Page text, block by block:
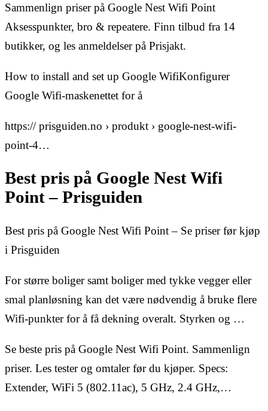
Sammenlign priser på Google Nest Wifi Point
Aksesspunkter, bro & repeatere. Finn tilbud fra 14
butikker, og les anmeldelser på Prisjakt.
How to install and set up Google WifiKonfigurer
Google Wifi-maskenettet for å
https:// prisguiden.no › produkt › google-nest-wifi-
point-4…
Best pris på Google Nest Wifi
Point – Prisguiden
Best pris på Google Nest Wifi Point – Se priser før kjøp
i Prisguiden
For større boliger samt boliger med tykke vegger eller
smal planløsning kan det være nødvendig å bruke flere
Wifi-punkter for å få dekning overalt. Styrken og …
Se beste pris på Google Nest Wifi Point. Sammenlign
priser. Les tester og omtaler før du kjøper. Specs:
Extender, WiFi 5 (802.11ac), 5 GHz, 2.4 GHz,…